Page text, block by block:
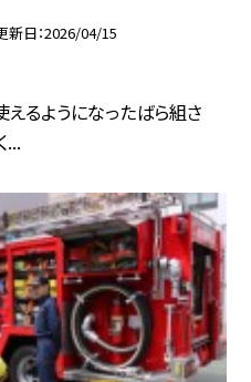
新日 2026/04/15
るようになったばら組さ
...